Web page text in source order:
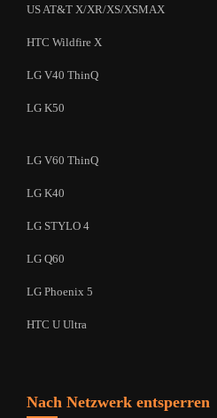
US AT&T X/XR/XS/XSMAX
HTC Wildfire X
LG V40 ThinQ
LG K50
LG V60 ThinQ
LG K40
LG STYLO 4
LG Q60
LG Phoenix 5
HTC U Ultra
Nach Netzwerk entsperren